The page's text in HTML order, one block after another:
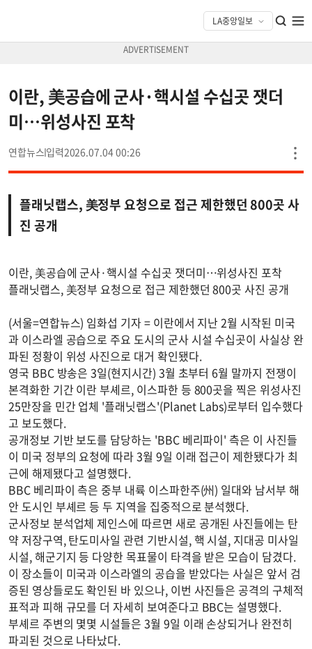
이란, 美공습에 군사·핵시설 수십곳 잿더
미…위성사진 포착
연합뉴스 2026.07.04 00:26
플래닛랩스, 美정부 요청으로 접근 제한했던 800곳 사
진 공개
이란, 美공습에 군사·핵시설 수십곳 잿더미…위성사진 포착
플래닛랩스, 美정부 요청으로 접근 제한했던 800곳 사진 공개
(서울=연합뉴스) 임화섭 기자 = 이란에서 지난 2월 시작된 미국
과 이스라엘 공습으로 주요 도시의 군사 시설 수십곳이 사실상 완
파된 정황이 위성 사진으로 대거 확인됐다.
영국 BBC 방송은 3일(현지시간) 3월 초부터 6월 말까지 전쟁이
본격화한 기간 이란 부셰르, 이스파한 등 800곳을 찍은 위성사진
25만장을 민간 업체 '플래닛랩스'(Planet Labs)로부터 입수했다
고 보도했다.
공개정보 기반 보도를 담당하는 'BBC 베리파이' 측은 이 사진들
이 미국 정부의 요청에 따라 3월 9일 이래 접근이 제한됐다가 최
근에 해제됐다고 설명했다.
BBC 베리파이 측은 중부 내륙 이스파한주(州) 일대와 남서부 해
안 도시인 부셰르 등 두 지역을 집중적으로 분석했다.
군사정보 분석업체 제인스에 따르면 새로 공개된 사진들에는 탄
약 저장구역, 탄도미사일 관련 기반시설, 핵 시설, 지대공 미사일
시설, 해군기지 등 다양한 목표물이 타격을 받은 모습이 담겼다.
이 장소들이 미국과 이스라엘의 공습을 받았다는 사실은 앞서 검
증된 영상들로도 확인된 바 있으나, 이번 사진들은 공격의 구체적
표적과 피해 규모를 더 자세히 보여준다고 BBC는 설명했다.
부셰르 주변의 몇몇 시설들은 3월 9일 이래 손상되거나 완전히
파괴된 것으로 나타났다.